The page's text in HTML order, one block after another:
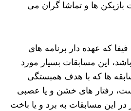
ها و تماشا گران می
که عهده دار برنامه های
این مسابقات بسیار مورد
ها که با هدف همبستگی
رفتار های خشن و یا عصبی
در این مسابقات به برد و یا باخت